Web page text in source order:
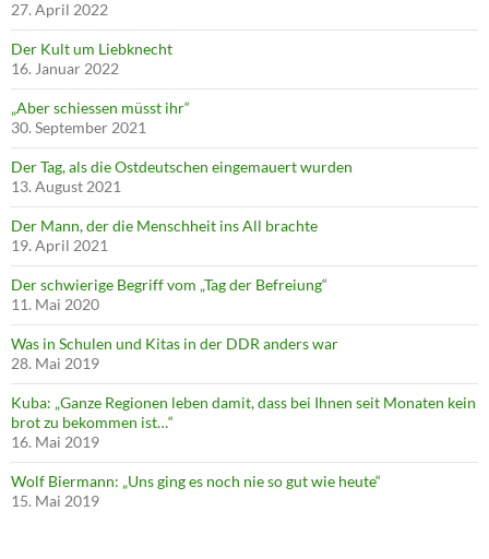
27. April 2022
Der Kult um Liebknecht
16. Januar 2022
„Aber schiessen müsst ihr“
30. September 2021
Der Tag, als die Ostdeutschen eingemauert wurden
13. August 2021
Der Mann, der die Menschheit ins All brachte
19. April 2021
Der schwierige Begriff vom „Tag der Befreiung“
11. Mai 2020
Was in Schulen und Kitas in der DDR anders war
28. Mai 2019
Kuba: „Ganze Regionen leben damit, dass bei Ihnen seit Monaten kein
brot zu bekommen ist…“
16. Mai 2019
Wolf Biermann: „Uns ging es noch nie so gut wie heute“
15. Mai 2019